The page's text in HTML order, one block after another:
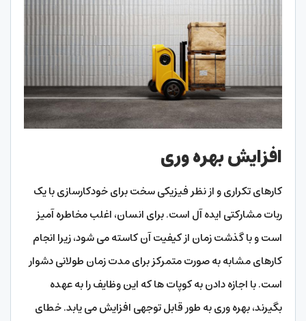
افزایش بهره وری
کارهای تکراری و از نظر فیزیکی سخت برای خودکارسازی با یک
ربات مشارکتی ایده آل است. برای انسان، اغلب مخاطره آمیز
است و با گذشت زمان از کیفیت آن کاسته می شود، زیرا انجام
کارهای مشابه به صورت متمرکز برای مدت زمان طولانی دشوار
است. با اجازه دادن به کوپات ها که این وظایف را به عهده
بگیرند، بهره وری به طور قابل توجهی افزایش می یابد. خطای